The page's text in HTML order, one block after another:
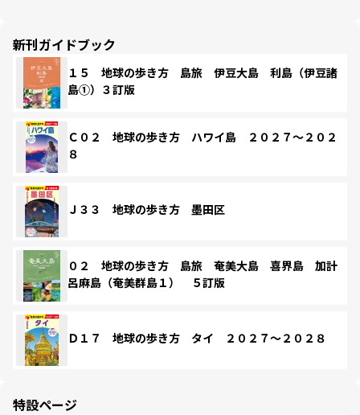
新刊ガイドブック
１５ 地球の歩き方 島旅 伊豆大島 利島（伊豆諸
島①）３訂版
Ｃ０２ 地球の歩き方 ハワイ島 ２０２７～２０２
８
Ｊ３３ 地球の歩き方 墨田区
０２ 地球の歩き方 島旅 奄美大島 喜界島 加計
呂麻島（奄美群島１） ５訂版
Ｄ１７ 地球の歩き方 タイ ２０２７～２０２８
特設ページ